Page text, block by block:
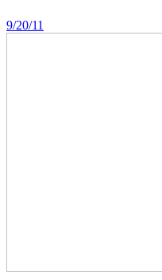
9/20/11